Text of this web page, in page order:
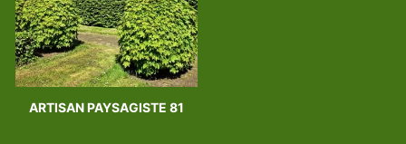
ARTISAN PAYSAGISTE 81